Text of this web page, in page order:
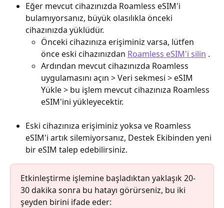
Eğer mevcut cihazınızda Roamless eSIM'i
bulamıyorsanız, büyük olasılıkla önceki
cihazınızda yüklüdür.
Önceki cihazınıza erişiminiz varsa, lütfen
önce eski cihazınızdan Roamless eSIM'i silin .
Ardından mevcut cihazınızda Roamless
uygulamasını açın > Veri sekmesi > eSIM
Yükle > bu işlem mevcut cihazınıza Roamless
eSIM'ini yükleyecektir.
Eski cihazınıza erişiminiz yoksa ve Roamless
eSIM'i artık silemiyorsanız, Destek Ekibinden yeni
bir eSIM talep edebilirsiniz.
Etkinleştirme işlemine başladıktan yaklaşık 20-
30 dakika sonra bu hatayı görürseniz, bu iki
şeyden birini ifade eder: